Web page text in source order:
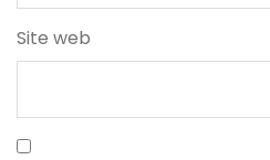
Site web